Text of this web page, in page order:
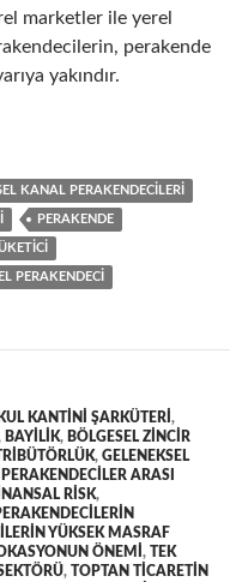
marketler ile yerel
perakende
yakındır.
kanal
KANAL PERAKENDECILERI
PERAKENDE
PERAKENDECI
KANTINI ŞARKÜTERI ,
BAYILIK, BÖLGESEL ZINCIR
, GELENEKSEL
PERAKENDECILER ARASI
RISK,
YÜKSEK MASRAF
ÖNEMI , TEK
, TOPTAN TICARETIN